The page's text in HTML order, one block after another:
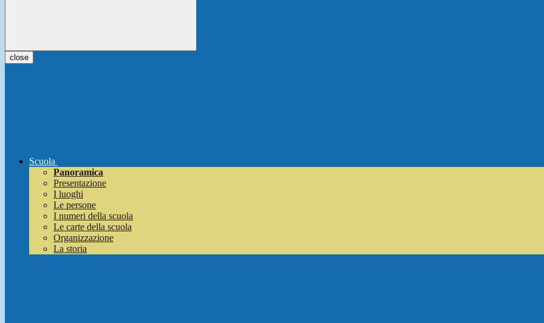
close
Scuola
Panoramica
Presentazione
I luoghi
Le persone
I numeri della scuola
Le carte della scuola
Organizzazione
La storia